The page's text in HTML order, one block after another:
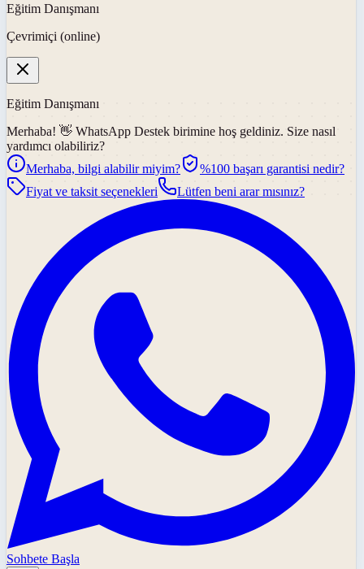
Eğitim Danışmanı
Çevrimiçi (online)
Eğitim Danışmanı
Merhaba! 👋 WhatsApp Destek birimine hoş geldiniz. Size nasıl
yardımcı olabiliriz?
Merhaba, bilgi alabilir miyim?
%100 başarı garantisi nedir?
Fiyat ve taksit seçenekleri
Lütfen beni arar mısınız?
Sohbete Başla